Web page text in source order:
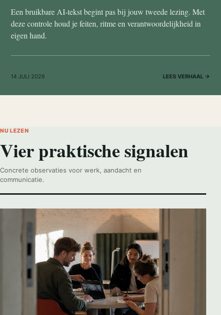
Een bruikbare AI-tekst begint pas bij jouw tweede lezing. Met
deze controle houd je feiten, ritme en verantwoordelijkheid in
eigen hand.
14 JULI 2026 LEES VERHAAL →
NU LEZEN
Vier praktische signalen
Concrete observaties voor werk, aandacht en
communicatie.